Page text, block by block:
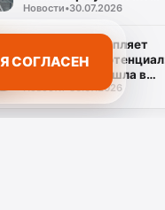
грузопоток через
Новости•30.07.2026
Дагестан укрепляет
экспортный
республика вошла в
число лидеров по
внедрению экспортного
стандарта
30.07.2026
Я СОГЛАСЕН